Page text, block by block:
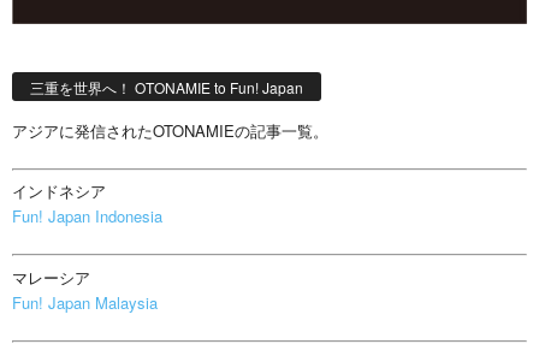
三重を世界へ！ OTONAMIE to Fun! Japan
アジアに発信されたOTONAMIEの記事一覧。
インドネシア
Fun! Japan Indonesia
マレーシア
Fun! Japan Malaysia